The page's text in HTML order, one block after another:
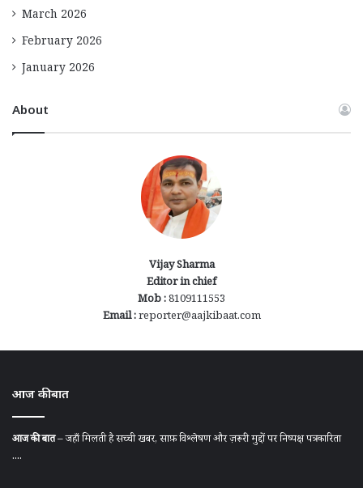
March 2026
February 2026
January 2026
About
Vijay Sharma
Editor in chief
Mob :8109111553
Email :reporter@aajkibaat.com
आज की बात
आज की बात– जहाँ मिलती है सच्ची खबर, साफ़ विश्लेषण और ज़रूरी मुद्दों पर निष्पक्ष पत्रकारिता
....